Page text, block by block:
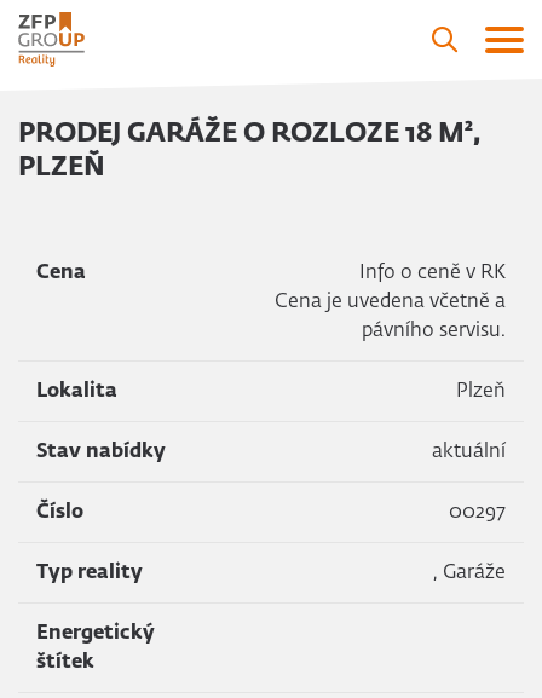
PRODEJ GARÁŽE O ROZLOZE 18 M²,
PLZEŇ
Cena
Info o ceně v RK
Cena je uvedena včetně a
pávního servisu.
Lokalita Plzeň
Stav nabídky aktuální
Číslo 00297
Typ reality , Garáže
Energetický
štítek